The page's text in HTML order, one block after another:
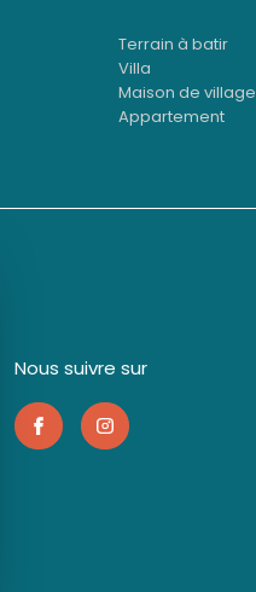
Terrain à batir
Villa
Maison de village
Appartement
nous suivre sur